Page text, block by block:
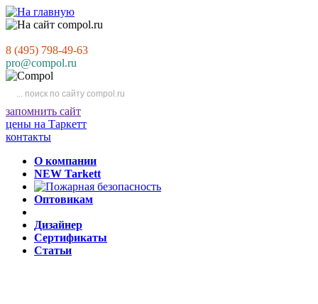
8 (495) 798-49-63
pro@compol.ru
запомнить сайт
цены на Таркетт
контакты
О компании
NEW Tarkett
Оптовикам
Дизайнер
Сертификаты
Статьи